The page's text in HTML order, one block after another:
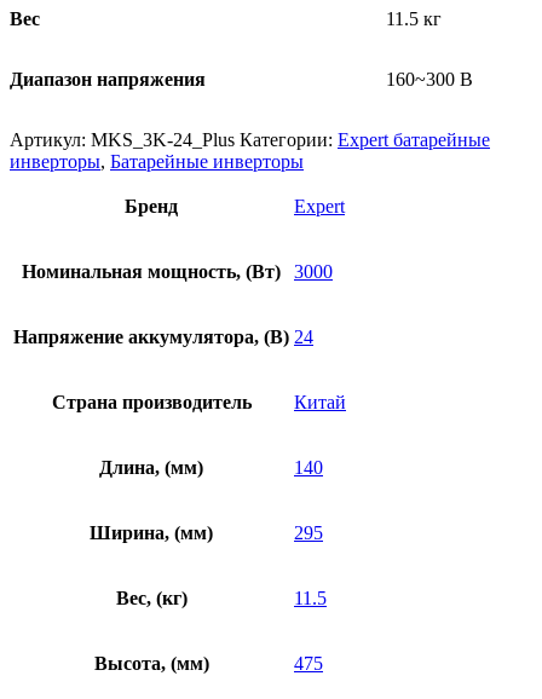
Вес 11.5 кг
Диапазон напряжения 160~300 В
Артикул: MKS_3K-24_Plus Категории: Expert батарейные
инверторы, Батарейные инверторы
Бренд Expert
Номинальная мощность, (Вт) 3000
Напряжение аккумулятора, (В) 24
Страна производитель Китай
Длина, (мм) 140
Ширина, (мм) 295
Вес, (кг) 11.5
Высота, (мм) 475